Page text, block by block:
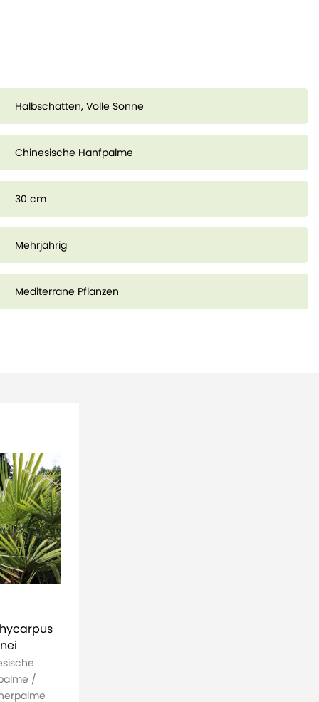
Halbschatten, Volle Sonne
Chinesische Hanfpalme
30 cm
Mehrjährig
Mediterrane Pflanzen
/